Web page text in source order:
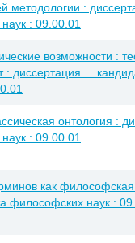
:
: 09.00.01
возможности :
: диссертация ...
онтология :
: 09.00.01
как
философских наук :